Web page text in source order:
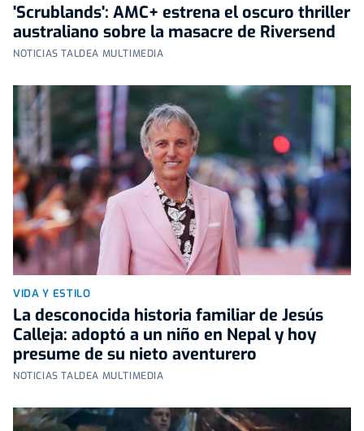
'Scrublands': AMC+ estrena el oscuro thriller
australiano sobre la masacre de Riversend
NOTICIAS TALDEA MULTIMEDIA
VIDA Y ESTILO
La desconocida historia familiar de Jesús
Calleja: adoptó a un niño en Nepal y hoy
presume de su nieto aventurero
NOTICIAS TALDEA MULTIMEDIA